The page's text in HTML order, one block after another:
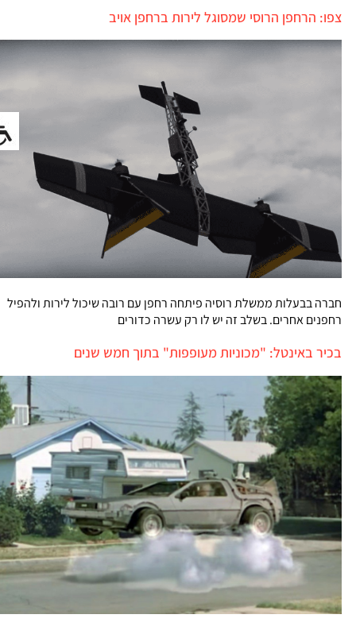
צפו: הרחפן הרוסי שמסוגל לירות ברחפן אויב
חברה בבעלות ממשלת רוסיה פיתחה רחפן עם רובה שיכול לירות ולהפיל
רחפנים אחרים. בשלב זה יש לו רק עשרה כדורים
בכיר באינטל: "מכוניות מעופפות" בתוך חמש שנים